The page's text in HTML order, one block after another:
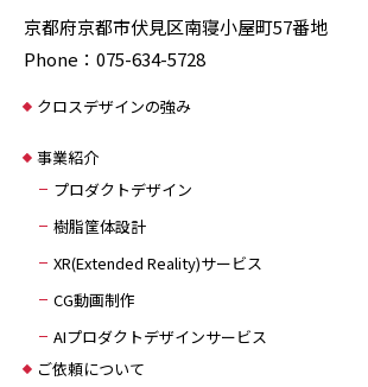
京都府京都市伏見区南寝小屋町57番地
Phone：075-634-5728
クロスデザインの強み
事業紹介
プロダクトデザイン
樹脂筐体設計
XR(Extended Reality)サービス
CG動画制作
AIプロダクトデザインサービス
ご依頼について